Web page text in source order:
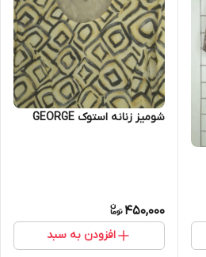
شومیز زنانه استوک GEORGE
450,000
افزودن به سبد